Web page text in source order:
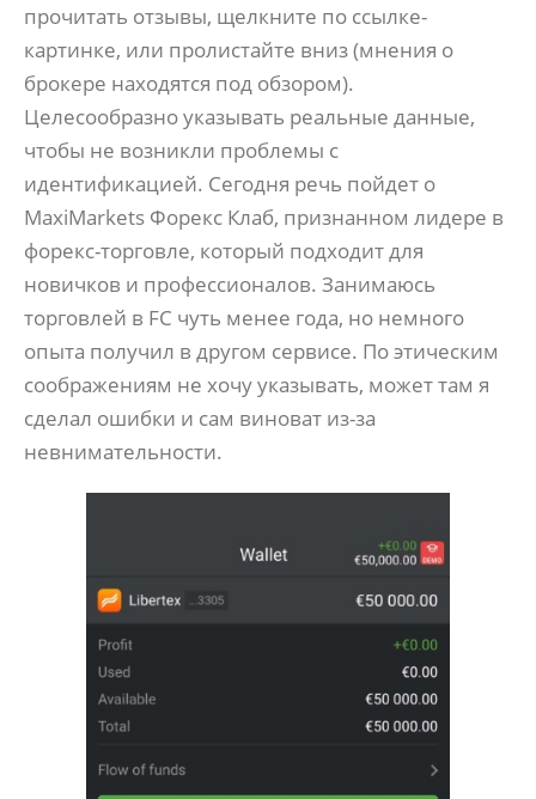
прочитать отзывы, щелкните по ссылке-
картинке, или пролистайте вниз (мнения о
брокере находятся под обзором).
Целесообразно указывать реальные данные,
чтобы не возникли проблемы с
идентификацией. Сегодня речь пойдет о
MaxiMarkets Форекс Клаб, признанном лидере в
форекс-торговле, который подходит для
новичков и профессионалов. Занимаюсь
торговлей в FC чуть менее года, но немного
опыта получил в другом сервисе. По этическим
соображениям не хочу указывать, может там я
сделал ошибки и сам виноват из-за
невнимательности.